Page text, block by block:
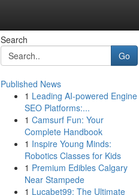
Search
Go
Published News
1 Leading AI-powered Engine
SEO Platforms:...
1 Camsurf Fun: Your
Complete Handbook
1 Inspire Young Minds:
Robotics Classes for Kids
1 Premium Edibles Calgary
Near Stampede
1 Lucabet99: The Ultimate